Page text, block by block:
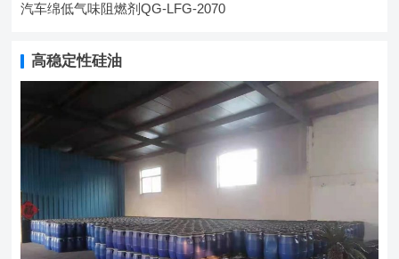
汽车绵低气味阻燃剂QG-LFG-2070
高稳定性硅油